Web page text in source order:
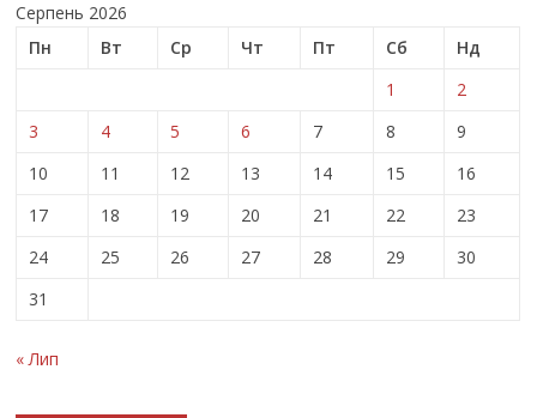
Серпень 2026
Пн
Вт Ср Чт Пт Сб
Нд
1
2
3
4 5 6 7 8
9
10
11 12 13 14 15
16
17
18 19 20 21 22
23
24
25 26 27 28 29
30
31
« Лип